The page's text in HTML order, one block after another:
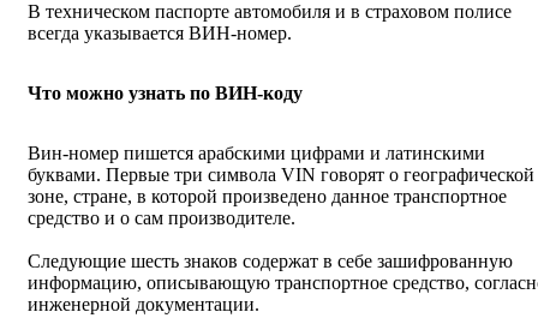
В техническом паспорте автомобиля и в страховом полисе
всегда указывается ВИН-номер.
Что можно узнать по ВИН-коду
Вин-номер пишется арабскими цифрами и латинскими
буквами. Первые три символа VIN говорят о географической
зоне, стране, в которой произведено данное транспортное
средство и о сам производителе.
Следующие шесть знаков содержат в себе зашифрованную
информацию, описывающую транспортное средство,
инженерной документации.